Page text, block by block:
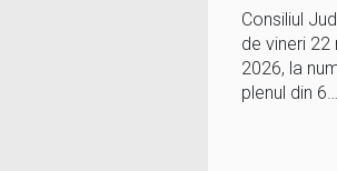
Consiliul
de vineri
2026, la
plenul din 6…